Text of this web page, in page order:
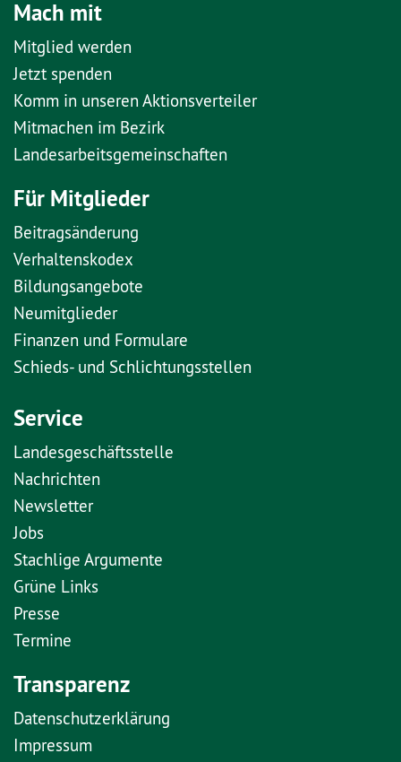
Mach mit
Mitglied werden
Jetzt spenden
Komm in unseren Aktionsverteiler
Mitmachen im Bezirk
Landesarbeitsgemeinschaften
Für Mitglieder
Beitragsänderung
Verhaltenskodex
Bildungsangebote
Neumitglieder
Finanzen und Formulare
Schieds- und Schlichtungsstellen
Service
Landesgeschäftsstelle
Nachrichten
Newsletter
Jobs
Stachlige Argumente
Grüne Links
Presse
Termine
Transparenz
Datenschutzerklärung
Impressum